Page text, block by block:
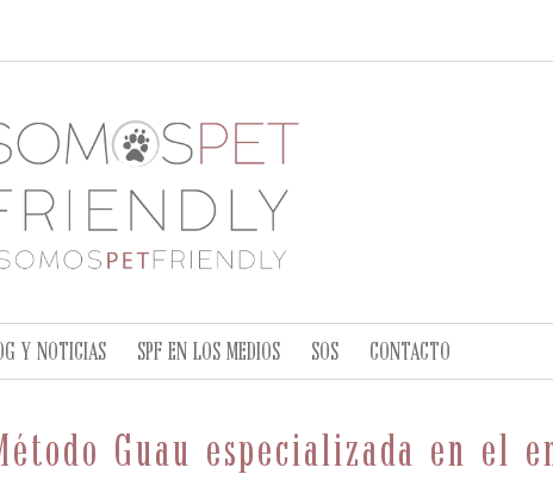
Y NOTICIAS SPF EN LOS MEDIOS SOS CONTACTO
Guau especializada en el